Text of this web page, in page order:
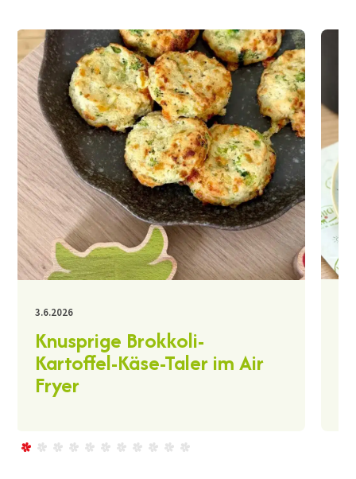
3.6.2026
Knusprige Brokkoli-
Kartoffel-Käse-Taler im Air
Fryer